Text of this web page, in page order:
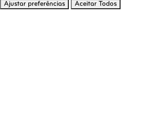
Ajustar preferências
Aceitar Todos